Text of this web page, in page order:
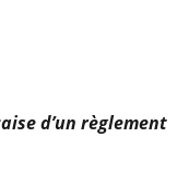
d’un règlement